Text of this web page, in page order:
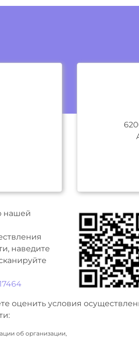
нашей
наведите
оценить условия
об организации,